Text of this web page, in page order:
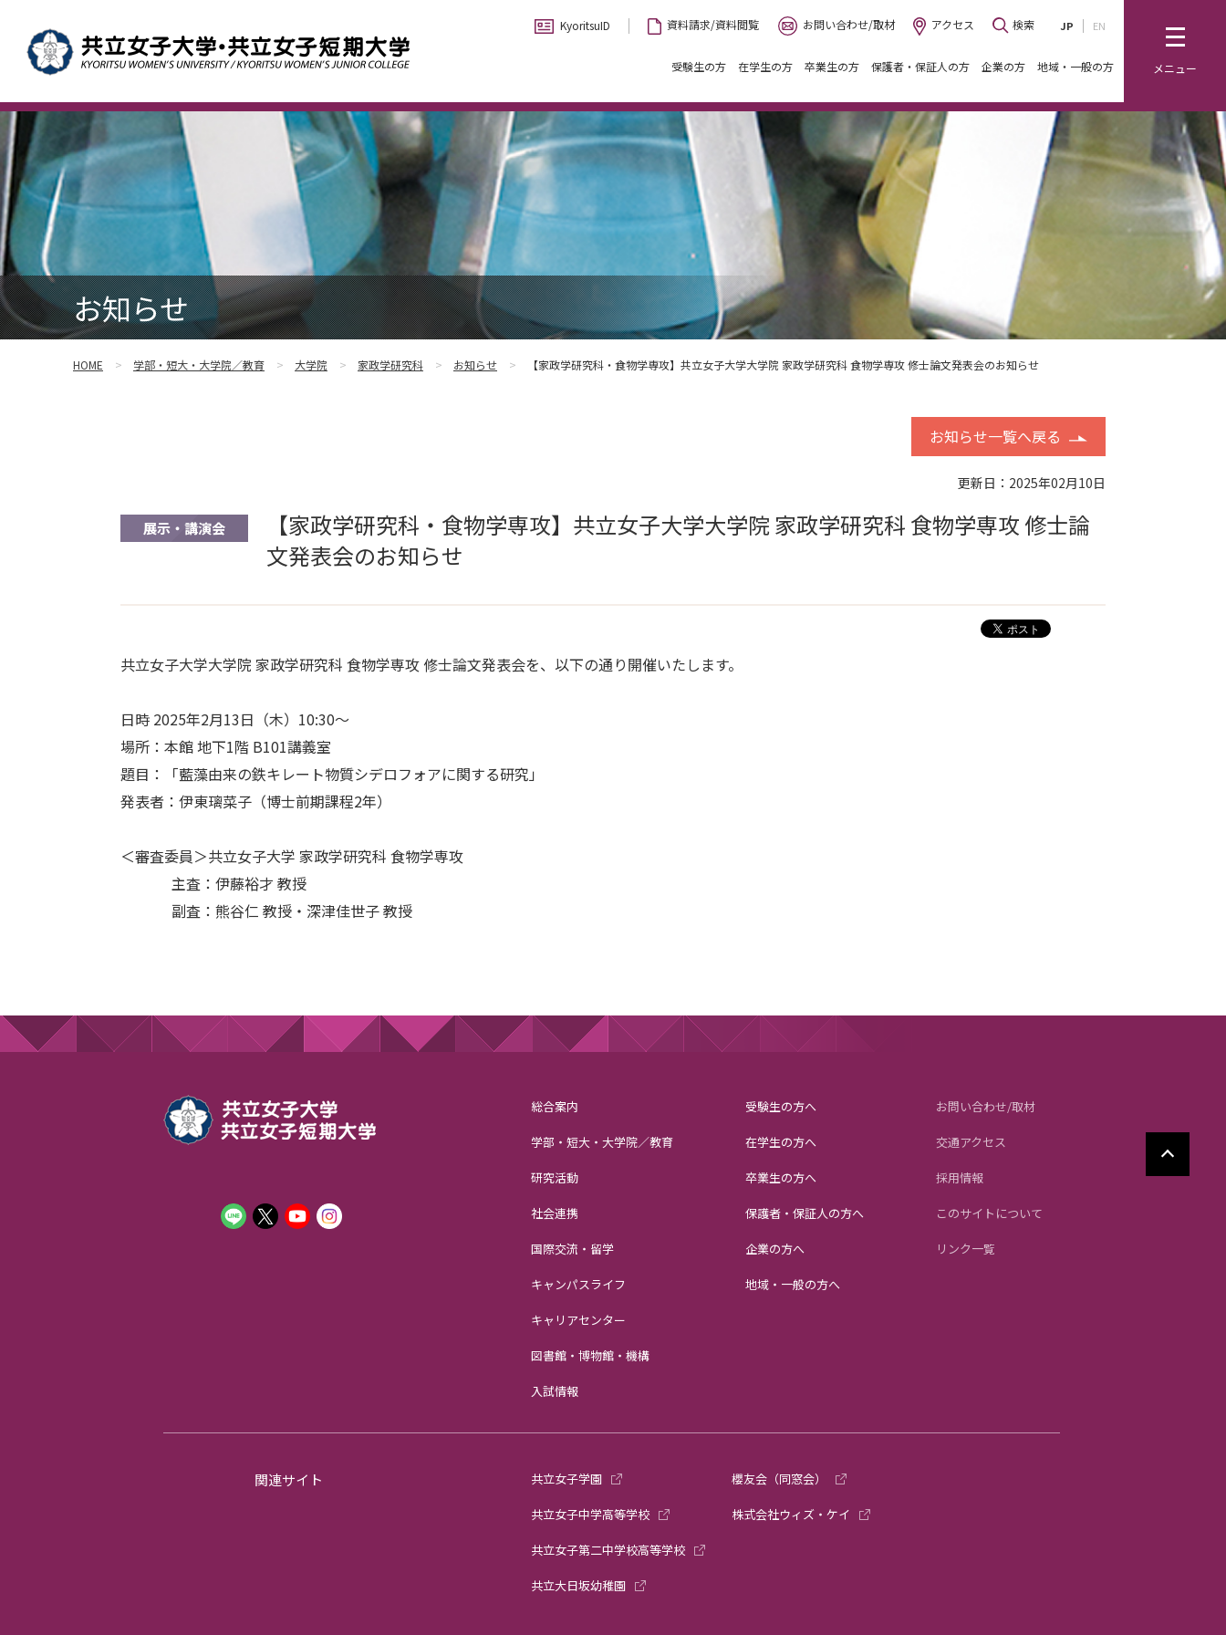
メニュー
検索 JP EN
KyoritsuID 資料請求/資料閲覧 お問い合わせ/取材 アクセス
受験生の方 在学生の方 卒業生の方 保護者・保証人の方 企業の方 地域・一般の方
お知らせ
HOME 学部・短大・大学院／教育 大学院 家政学研究科 お知らせ 【家政学研究科・食物学専攻】共立女子大学大学院 家政学研究科 食物学専攻 修士論文発表会のお知らせ
お知らせ一覧へ戻る
更新日：2025年02月10日
展示・講演会
【家政学研究科・食物学専攻】共立女子大学大学院 家政学研究科 食物学専攻 修士論
文発表会のお知らせ
共立女子大学大学院 家政学研究科 食物学専攻 修士論文発表会を、以下の通り開催いたします。
日時 2025年2月13日（木）10:30～
場所：本館 地下1階 B101講義室
題目：「藍藻由来の鉄キレート物質シデロフォアに関する研究」
発表者：伊東璃菜子（博士前期課程2年）
＜審査委員＞共立女子大学 家政学研究科 食物学専攻
主査：伊藤裕才 教授
副査：熊谷仁 教授・深津佳世子 教授
総合案内
学部・短大・大学院／教育
研究活動
社会連携
国際交流・留学
キャンパスライフ
キャリアセンター
図書館・博物館・機構
入試情報
受験生の方へ
在学生の方へ
卒業生の方へ
保護者・保証人の方へ
企業の方へ
地域・一般の方へ
お問い合わせ/取材
交通アクセス
採用情報
このサイトについて
リンク一覧
関連サイト 共立女子学園
共立女子中学高等学校
共立女子第二中学校高等学校
共立大日坂幼稚園
櫻友会（同窓会）
株式会社ウィズ・ケイ